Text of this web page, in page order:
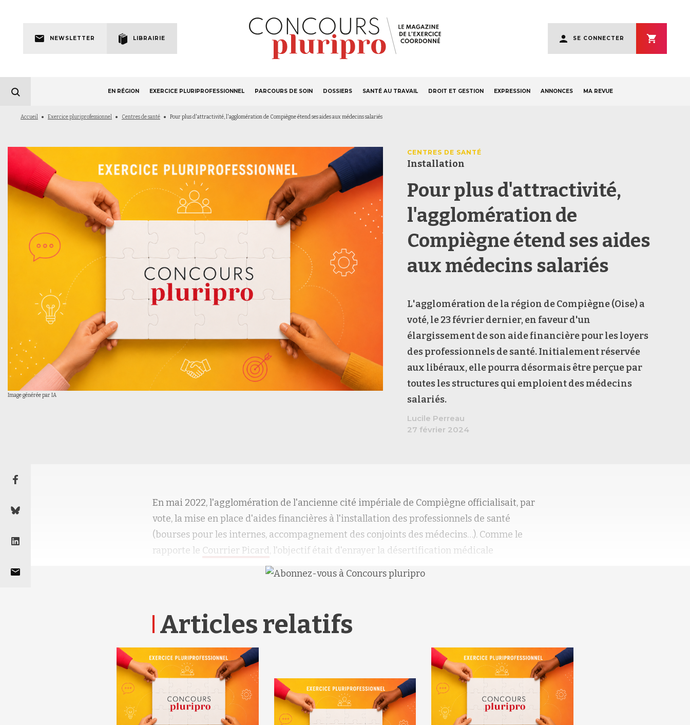
navigation
NEWSLETTER LIBRAIRIE
account
menu
SE CONNECTER
S'ABONNER
principale
EN RÉGION EXERCICE PLURIPROFESSIONNEL PARCOURS DE SOIN DOSSIERS SANTÉ AU TRAVAIL DROIT ET GESTION EXPRESSION ANNONCES MA REVUE
Fil
Accueil Exercice pluriprofessionnel Centres de santé Pour plus d'attractivité, l'agglomération de Compiègne étend ses aides aux médecins salariés
Image générée par IA
CENTRES DE SANTÉ
Installation
Pour plus d'attractivité,
l'agglomération de
Compiègne étend ses aides
aux médecins salariés
L'agglomération de la région de Compiègne (Oise) a
voté, le 23 février dernier, en faveur d'un
élargissement de son aide financière pour les loyers
des professionnels de santé. Initialement réservée
aux libéraux, elle pourra désormais être perçue par
toutes les structures qui emploient des médecins
salariés.
Lucile Perreau
27 février 2024
En mai 2022, l'agglomération de l'ancienne cité impériale de Compiègne officialisait, par
vote, la mise en place d'aides financières à l'installation des professionnels de santé
(bourses pour les internes, accompagnement des conjoints des médecins…). Comme le
rapporte le Courrier Picard , l'objectif était d'enrayer la désertification médicale
Articles relatifs